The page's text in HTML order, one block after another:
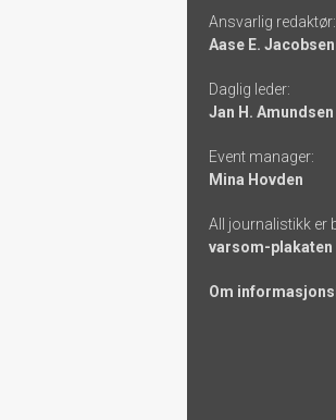
-
links
Ansvarlig redaktør:
Aase E. Jacobsen
Daglig leder:
Jan H. Amundsen
Event manager:
Mina Hovden
All journalistikk er
varsom-plakaten
Om